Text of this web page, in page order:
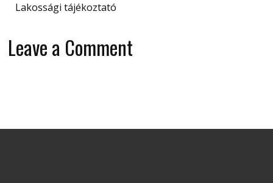
Lakossági tájékoztató
Leave a Comment